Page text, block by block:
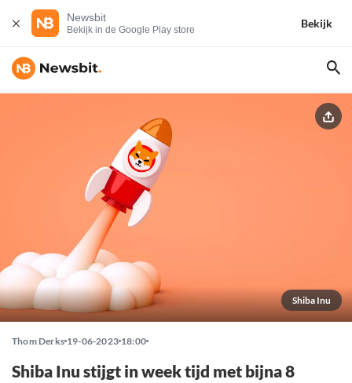
Newsbit
Bekijk in de Google Play store
Bekijk
Shiba Inu
Thom Derks 19-06-2023 18:00
Shiba Inu stijgt in week tijd met bijna 8